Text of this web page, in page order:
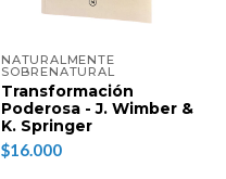
NATURALMENTE
SOBRENATURAL
Transformación
Poderosa - J. Wimber &
K. Springer
$16.000